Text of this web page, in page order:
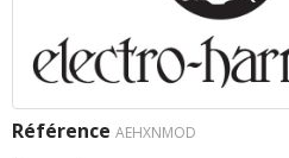
Référence AEHXNMOD